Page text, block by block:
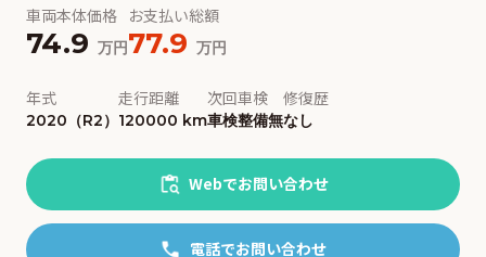
車両本体価格
74.9 万円
お支払い総額
77.9 万円
年式
2020（R2）
走行距離
120000 km
次回車検
車検整備無
修復歴
なし
Webでお問い合わせ
電話でお問い合わせ